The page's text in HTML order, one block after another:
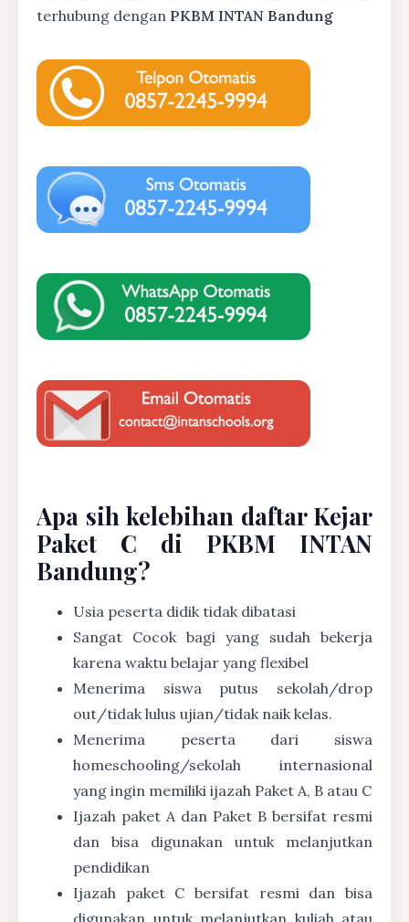
terhubung dengan PKBM INTAN Bandung
Apa sih kelebihan daftar Kejar
Paket C di PKBM INTAN
Bandung?
Usia peserta didik tidak dibatasi
Sangat Cocok bagi yang sudah bekerja
karena waktu belajar yang flexibel
Menerima siswa putus sekolah/drop
out/tidak lulus ujian/tidak naik kelas.
Menerima peserta dari siswa
homeschooling/sekolah internasional
yang ingin memiliki ijazah Paket A, B atau C
Ijazah paket A dan Paket B bersifat resmi
dan bisa digunakan untuk melanjutkan
pendidikan
Ijazah paket C bersifat resmi dan bisa
digunakan untuk melanjutkan kuliah atau